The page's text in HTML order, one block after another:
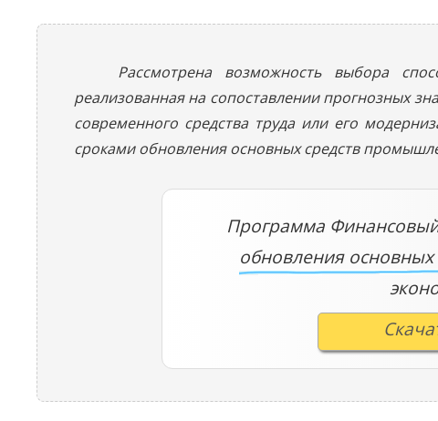
Рассмотрена возможность выбора
реализованная на сопоставлении прогнозных
современного средства труда или его
сроками обновления основных средств
Программа
обновления основных